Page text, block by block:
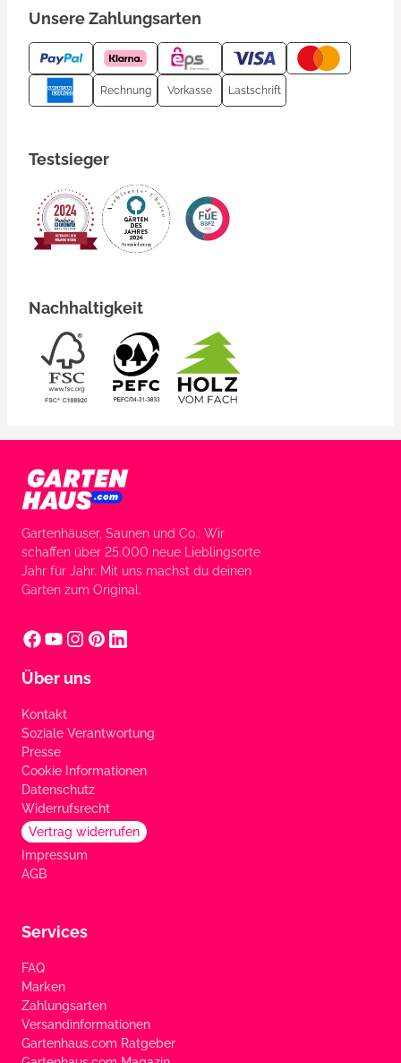
Unsere Zahlungsarten
Rechnung Vorkasse Lastschrift
Testsieger
Nachhaltigkeit
Gartenhäuser, Saunen und Co.: Wir
schaffen über 25.000 neue Lieblingsorte
Jahr für Jahr. Mit uns machst du deinen
Garten zum Original.
Über uns
Kontakt
Soziale Verantwortung
Presse
Cookie Informationen
Datenschutz
Widerrufsrecht
Vertrag widerrufen
Impressum
AGB
Services
FAQ
Marken
Zahlungsarten
Versandinformationen
Gartenhaus.com Ratgeber